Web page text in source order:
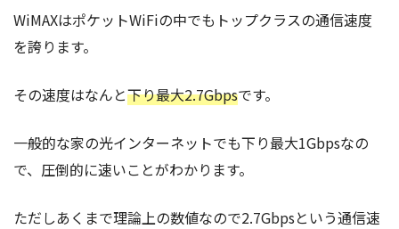
WiMAXはポケットWiFiの中でもトップクラスの通信速度
を誇ります。
その速度はなんと下り最大2.7Gbpsです。
一般的な家の光インターネットでも下り最大1Gbpsなの
で、圧倒的に速いことがわかります。
ただしあくまで理論上の数値なので2.7Gbpsという通信速